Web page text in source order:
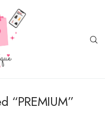
“PREMIUM”